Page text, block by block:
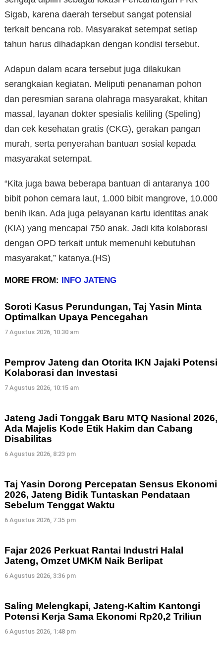
Sigab, karena daerah tersebut sangat potensial
terkait bencana rob. Masyarakat setempat setiap
tahun harus dihadapkan dengan kondisi tersebut.
Adapun dalam acara tersebut juga dilakukan
serangkaian kegiatan. Meliputi penanaman pohon
dan peresmian sarana olahraga masyarakat, khitan
massal, layanan dokter spesialis keliling (Speling)
dan cek kesehatan gratis (CKG), gerakan pangan
murah, serta penyerahan bantuan sosial kepada
masyarakat setempat.
“Kita juga bawa beberapa bantuan di antaranya 100
bibit pohon cemara laut, 1.000 bibit mangrove, 10.000
benih ikan. Ada juga pelayanan kartu identitas anak
(KIA) yang mencapai 750 anak. Jadi kita kolaborasi
dengan OPD terkait untuk memenuhi kebutuhan
masyarakat,” katanya.(HS)
MORE FROM: INFO JATENG
Soroti Kasus Perundungan, Taj Yasin Minta
Optimalkan Upaya Pencegahan
7 Agustus 2026, 10:30 am
Pemprov Jateng dan Otorita IKN Jajaki Potensi
Kolaborasi dan Investasi
7 Agustus 2026, 10:15 am
Jateng Jadi Tonggak Baru MTQ Nasional 2026,
Ada Majelis Kode Etik Hakim dan Cabang
Disabilitas
6 Agustus 2026, 8:23 pm
Taj Yasin Dorong Percepatan Sensus Ekonomi
2026, Jateng Bidik Tuntaskan Pendataan
Sebelum Tenggat Waktu
6 Agustus 2026, 7:35 pm
Fajar 2026 Perkuat Rantai Industri Halal
Jateng, Omzet UMKM Naik Berlipat
6 Agustus 2026, 3:36 pm
Saling Melengkapi, Jateng-Kaltim Kantongi
Potensi Kerja Sama Ekonomi Rp20,2 Triliun
6 Agustus 2026, 1:48 pm